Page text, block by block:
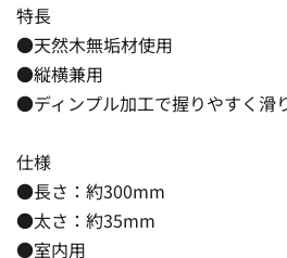
特長
●天然木無垢材使用
●縦横兼用
●ディンプル加工で握りやすく滑
仕様
●長さ：約300mm
●太さ：約35mm
●室内用